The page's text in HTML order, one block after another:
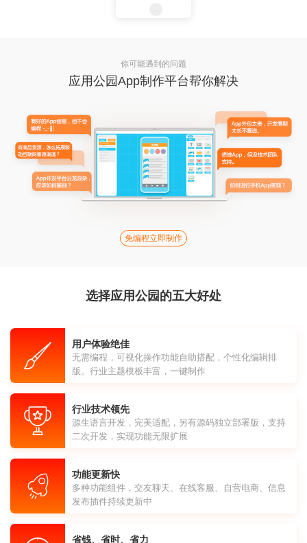
你可能遇到的问题
应用公园App制作平台帮你解决
免编程立即制作
选择应用公园的五大好处
用户体验绝佳
无需编程，可视化操作功能自助搭配，个性化编辑排
版。行业主题模板丰富，一键制作
行业技术领先
源生语言开发，完美适配，另有源码独立部署版，支持
二次开发，实现功能无限扩展
功能更新快
多种功能组件，交友聊天、在线客服、自营电商、信息
发布插件持续更新中
省钱、省时、省力